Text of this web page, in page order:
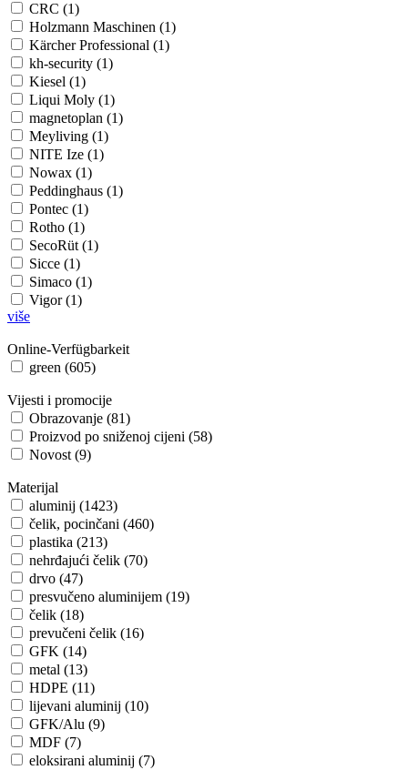
CRC (1)
Holzmann Maschinen (1)
Kärcher Professional (1)
kh-security (1)
Kiesel (1)
Liqui Moly (1)
magnetoplan (1)
Meyliving (1)
NITE Ize (1)
Nowax (1)
Peddinghaus (1)
Pontec (1)
Rotho (1)
SecoRüt (1)
Sicce (1)
Simaco (1)
Vigor (1)
više
Online-Verfügbarkeit
green (605)
Vijesti i promocije
Obrazovanje (81)
Proizvod po sniženoj cijeni (58)
Novost (9)
Materijal
aluminij (1423)
čelik, pocinčani (460)
plastika (213)
nehrđajući čelik (70)
drvo (47)
presvučeno aluminijem (19)
čelik (18)
prevučeni čelik (16)
GFK (14)
metal (13)
HDPE (11)
lijevani aluminij (10)
GFK/Alu (9)
MDF (7)
eloksirani aluminij (7)